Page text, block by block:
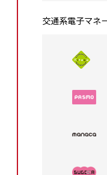
交通系電⼦マネ